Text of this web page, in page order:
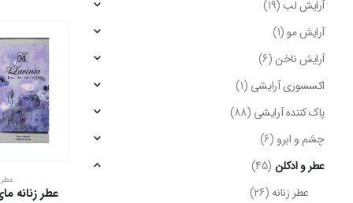
عطر
عطر زنانه
آرایش لب(19)
آرایش مو(1)
آرایش ناخن(6)
اکسسوری آرایشی (1)
پاک کننده آرایشی (88)
چشم و ابرو (6)
عطر و ادکلن (45)
عطر زنانه(26)